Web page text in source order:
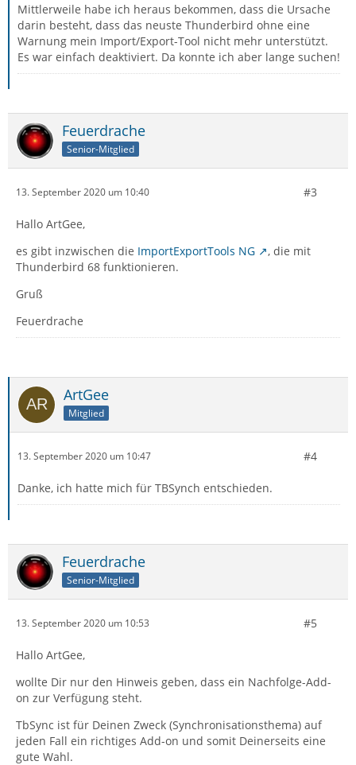
Mittlerweile habe ich heraus bekommen, dass die Ursache
darin besteht, dass das neuste Thunderbird ohne eine
Warnung mein Import/Export-Tool nicht mehr unterstützt.
Es war einfach deaktiviert. Da konnte ich aber lange suchen!
Feuerdrache
Senior-Mitglied
13. September 2020 um 10:40 #3
Hallo ArtGee,
es gibt inzwischen die ImportExportTools NG
, die mit
Thunderbird 68 funktionieren.
Gruß
Feuerdrache
ArtGee
Mitglied
13. September 2020 um 10:47 #4
Danke, ich hatte mich für TBSynch entschieden.
Feuerdrache
Senior-Mitglied
13. September 2020 um 10:53 #5
Hallo ArtGee,
wollte Dir nur den Hinweis geben, dass ein Nachfolge-Add-
on zur Verfügung steht.
TbSync ist für Deinen Zweck (Synchronisationsthema) auf
jeden Fall ein richtiges Add-on und somit Deinerseits eine
gute Wahl.